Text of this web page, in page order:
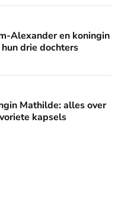
koningin Máxima leren
Alexander en koningin
drie dochters
alles over haar kapper en
Mathilde: alles over
kapsels